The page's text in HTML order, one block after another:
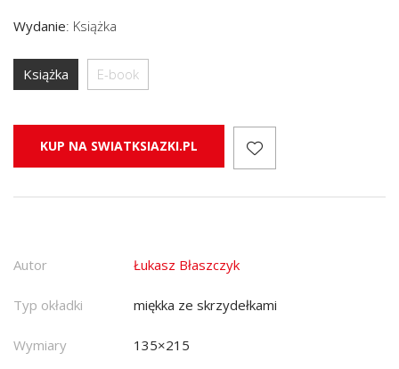
Wydanie: Książka
Książka E-book
KUP NA SWIATKSIAZKI.PL
Autor Łukasz Błaszczyk
Typ okładki miękka ze skrzydełkami
Wymiary 135×215